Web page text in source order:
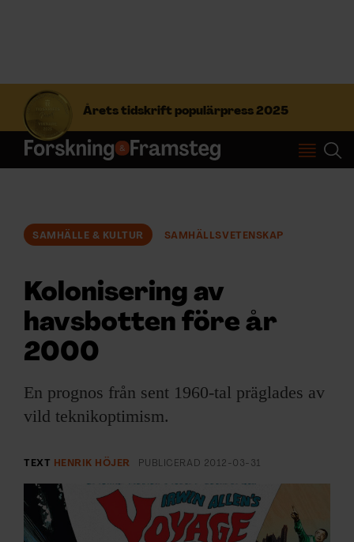
Årets tidskrift populärpress 2025
S
f
t
Prenumerera
ÄMNEN
ARKIV & E-TIDNING
LYSSNA/PODD
SHOP
KONTAKTA F&F
SAMHÄLLE & KULTUR SAMHÄLLSVETENSKAP
Kolonisering av
havsbotten före år
2000
En prognos från sent 1960-tal präglades av
vild teknikoptimism.
TEXT HENRIK HÖJER PUBLICERAD 2012-03-31